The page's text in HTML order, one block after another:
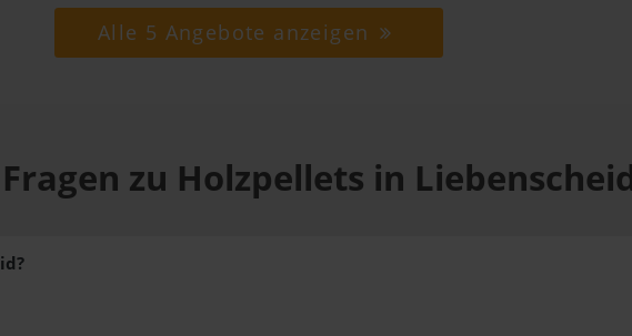
Alle 5 Angebote anzeigen
zu Holzpellets in